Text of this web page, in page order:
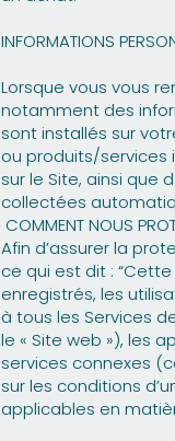
INFORMATIONS
Lorsque vous vous
notamment des
sont installés sur
ou produits/services
sur le Site, ainsi que
collectées
COMMENT NOUS
Afin d’assurer la
ce qui est dit :
enregistrés, les
à tous les Services
le « Site web »), les
services connexes
sur les conditions
applicables en